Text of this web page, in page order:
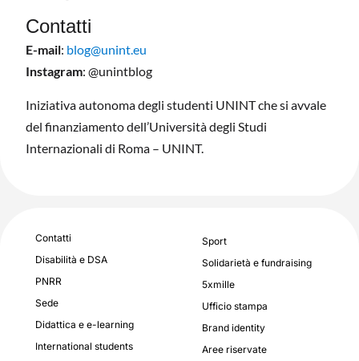
Contatti
E-mail: blog@unint.eu
Instagram: @unintblog
Iniziativa autonoma degli studenti UNINT che si avvale
del finanziamento dell’Università degli Studi
Internazionali di Roma – UNINT.
Contatti
Disabilità e DSA
PNRR
Sede
Didattica e e-learning
International students
Sport
Solidarietà e fundraising
5xmille
Ufficio stampa
Brand identity
Aree riservate